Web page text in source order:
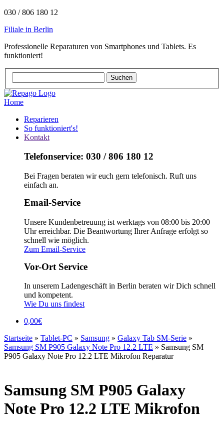
030 / 806 180 12
Filiale in Berlin
Professionelle Reparaturen von Smartphones und Tablets. Es
funktioniert!
Home
Reparieren
So funktioniert's!
Kontakt
Telefonservice: 030 / 806 180 12
Bei Fragen beraten wir euch gern telefonisch. Ruft uns
einfach an.
Email-Service
Unsere Kundenbetreuung ist werktags von 08:00 bis 20:00
Uhr erreichbar. Die Beantwortung Ihrer Anfrage erfolgt so
schnell wie möglich.
Zum Email-Service
Vor-Ort Service
In unserem Ladengeschäft in Berlin beraten wir Dich schnell
und kompetent.
Wie Du uns findest
0,00€
Startseite » Tablet-PC » Samsung » Galaxy Tab SM-Serie »
Samsung SM P905 Galaxy Note Pro 12.2 LTE » Samsung SM
P905 Galaxy Note Pro 12.2 LTE Mikrofon Reparatur
Samsung SM P905 Galaxy
Note Pro 12.2 LTE Mikrofon